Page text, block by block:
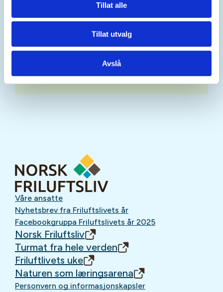
Tillat alle
Tillat utvalg
Avslå
Oppmøtested
Våre ansatte
Nyhetsbrev fra Friluftslivets år
Facebookgruppa Friluftslivets år 2025
Norsk Friluftsliv
Turmat fra hele verden
Friluftlivets uke
Naturen som læringsarena
Personvern og informasjonskapsler